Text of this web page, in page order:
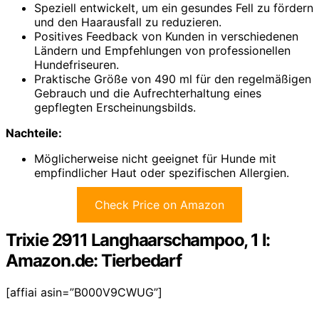
Speziell entwickelt, um ein gesundes Fell zu fördern
und den Haarausfall zu reduzieren.
Positives Feedback von Kunden in verschiedenen
Ländern und Empfehlungen von professionellen
Hundefriseuren.
Praktische Größe von 490 ml für den regelmäßigen
Gebrauch und die Aufrechterhaltung eines
gepflegten Erscheinungsbilds.
Nachteile:
Möglicherweise nicht geeignet für Hunde mit
empfindlicher Haut oder spezifischen Allergien.
Check Price on Amazon
Trixie 2911 Langhaarschampoo, 1 l:
Amazon.de: Tierbedarf
[affiai asin=”B000V9CWUG”]